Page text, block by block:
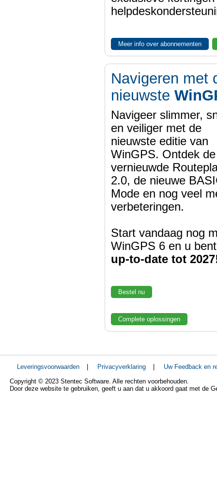
Meer info over abonnementen
Navigeren met
nieuwste
Navigeer slimmer,
en veiliger met de
nieuwste editie van
WinGPS. Ontdek de
vernieuwde
2.0, de nieuwe
Mode en nog veel
verbeteringen.
Start vandaag nog
WinGPS 6 en u bent
up-to-date tot
Bestel nu
Complete oplossingen
Leveringsvoorwaarden | Privacyverklaring |
Uw Feedback en
Copyright © 2023 Stentec Software. Alle rechten voorbehouden.
Door deze website te gebruiken, geeft u aan dat u akkoord gaat met de